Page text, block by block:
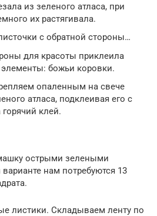
из зеленого атласа, при
их растягивала.
с обратной стороны…
для красоты приклеила
божьи коровки.
опаленным на свече
атласа, подклеивая его с
клей.
острыми зелеными
нам потребуются 13
листики. Складываем ленту по